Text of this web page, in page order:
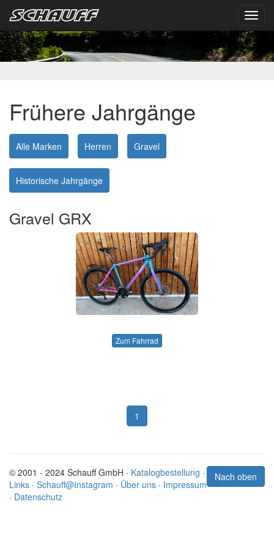
Frühere Jahrgänge
Alle Marken Herren Gravel
Historische Jahrgänge
Gravel GRX
Zum Fahrrad
1
Nach oben
© 2001 - 2024 Schauff GmbH · Katalogbestellung ·
Links · Schauff@Instagram · Über uns · Impressum
· Datenschutz